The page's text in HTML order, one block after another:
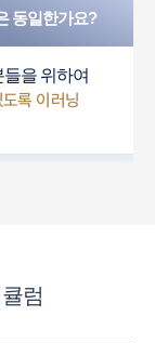
동일한가요?
을 위하여
록 이러닝
럼